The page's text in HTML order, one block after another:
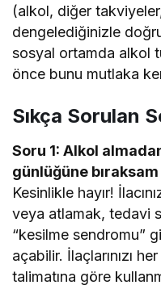
(alkol, diğer takviyeler,
dengelediğinizle
sosyal ortamda alkol
önce bunu mutlaka
Sıkça Sorulan
Soru 1: Alkol
günlüğüne
Kesinlikle hayır!
veya atlamak, tedavi
“kesilme sendromu”
açabilir. İlaçlarınızı
talimatına göre